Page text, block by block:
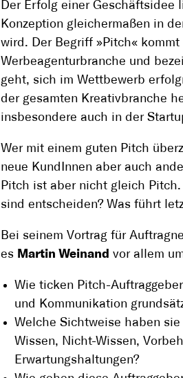
Der Erfolg einer Geschäftsidee
Konzeption gleichermaßen in
wird. Der Begriff »Pitch« kommt
Werbeagenturbranche und
geht, sich im Wettbewerb
der gesamten Kreativbranche
insbesondere auch in der
Wer mit einem guten Pitch
neue KundInnen aber auch
Pitch ist aber nicht gleich
sind entscheiden? Was führt
Bei seinem Vortrag für
es Martin Weinand vor allem
Wie ticken Pitch-
und Kommunikation
Welche Sichtweise haben
Wissen, Nicht-Wissen,
Erwartungshaltungen?